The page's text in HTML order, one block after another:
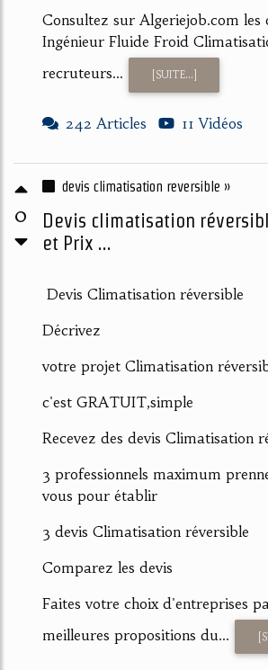
Consultez sur Algeriejob.com les
Ingénieur Fluide Froid
recruteurs...
[SUITE...]
242 Articles 11 Vidéos
0
devis climatisation reversible »
Devis climatisation
et Prix ...
Devis Climatisation réversible
Décrivez
votre projet Climatisation
c'est GRATUIT,simple
Recevez des devis Climatisation
3 professionnels maximum
vous pour établir
3 devis Climatisation réversible
Comparez les devis
Faites votre choix d'entreprises
meilleures propositions du...